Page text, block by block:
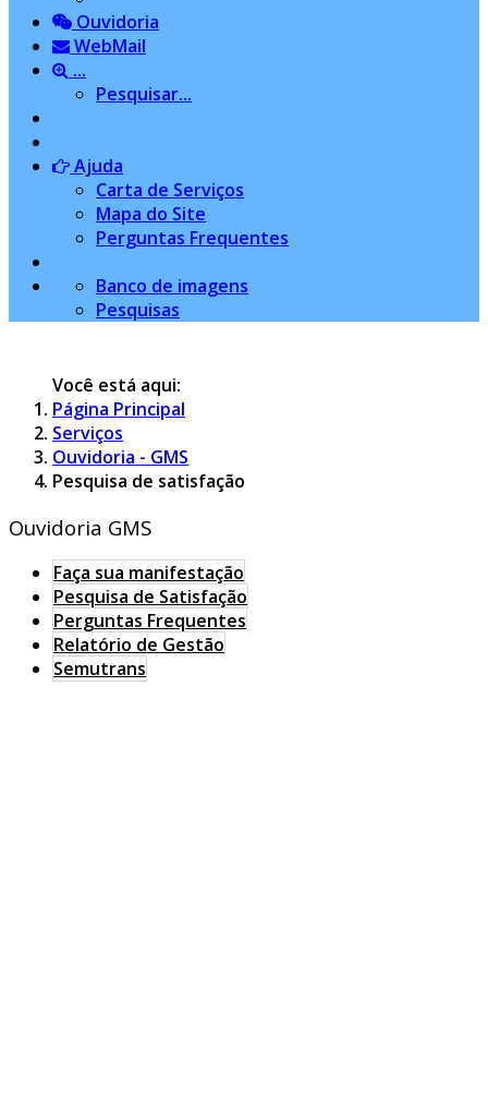
Ouvidoria
WebMail
...
Pesquisar...
Ajuda
Carta de Serviços
Mapa do Site
Perguntas Frequentes
Banco de imagens
Pesquisas
Você está aqui:
Página Principal
Serviços
Ouvidoria - GMS
Pesquisa de satisfação
Ouvidoria GMS
Faça sua manifestação
Pesquisa de Satisfação
Perguntas Frequentes
Relatório de Gestão
Semutrans